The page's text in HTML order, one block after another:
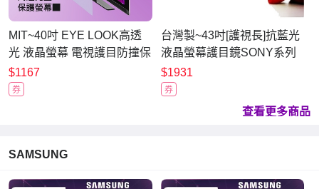
MIT~40吋 EYE LOOK高透
光 液晶螢幕 電視護目防撞保
護鏡 SONY (C款D1款)
$1167
券
台灣製~43吋[護視長]抗藍光
液晶螢幕護目鏡SONY系列
二 新規格
$1931
券
查看更多商品
SAMSUNG